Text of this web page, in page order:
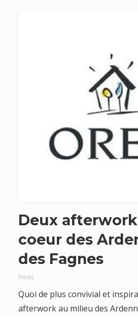
Deux afterwork
coeur des
des Fagnes
News
Quoi de plus convivial et
afterwork au milieu des